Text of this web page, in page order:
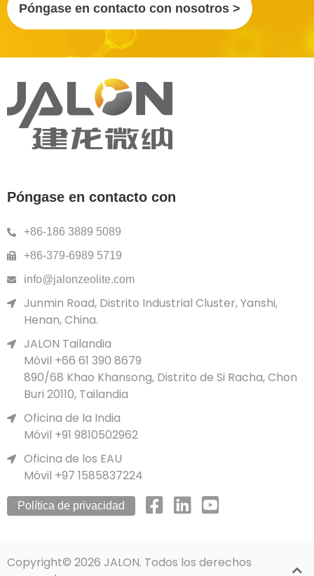
Póngase en contacto con nosotros >
Póngase en contacto con
+86-186 3889 5089
+86-379-6989 5719
info@jalonzeolite.com
Junmin Road, Distrito Industrial Cluster, Yanshi,
Henan, China.
JALON Tailandia
Móvil +66 61 390 8679
890/68 Khao Khansong, Distrito de Si Racha, Chon
Buri 20110, Tailandia
Oficina de la India
Móvil +91 9810502962
Oficina de los EAU
Móvil +97 1585837224
Política de privacidad
Copyright© 2026 JALON. Todos los derechos